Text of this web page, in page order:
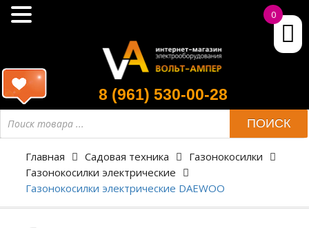
8 (961) 530-00-28
товара
ПОИСК
Главная Садовая техника
Газонокосилки
Газонокосилки электрические
Газонокосилки электрические DAEWOO
0